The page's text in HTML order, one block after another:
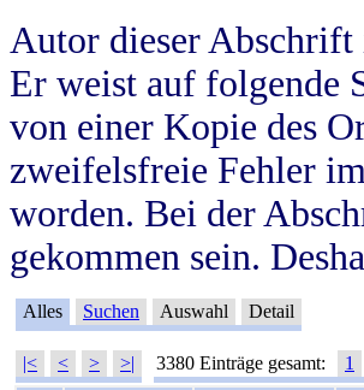
Autor dieser
Er weist auf folgende
von einer Kopie des
zweifelsfreie Fehler
worden. Bei der
gekommen sein.
Alles Suchen Auswahl Detail
|< < > >| 3380 Einträge gesamt: 1